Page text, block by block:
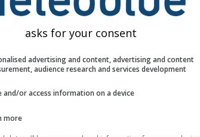
asks for your consent
advertising and content, advertising and content
audience research and services development
and/or access information on a device
more